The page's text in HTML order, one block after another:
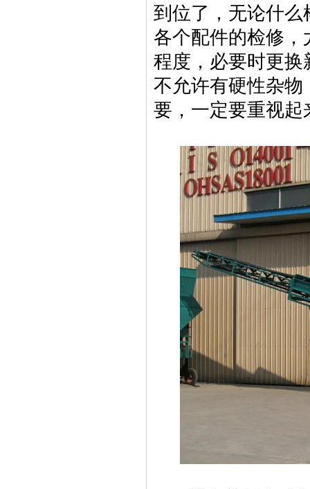
到位了，无论什
各个配件的检修
程度，必要时更
不允许有硬性杂
要，一定要重视起